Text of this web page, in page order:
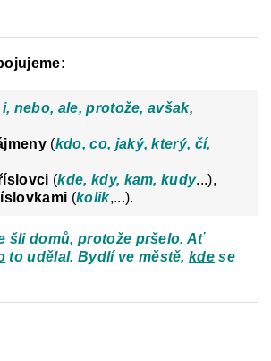
i, nebo, ale, protože, avšak,
(kdo, co, jaký, který, čí,
(kde, kdy, kam, kudy...),
(kolik,...).
šli domů, protože pršelo. Ať
to udělal. Bydlí ve městě,kde se